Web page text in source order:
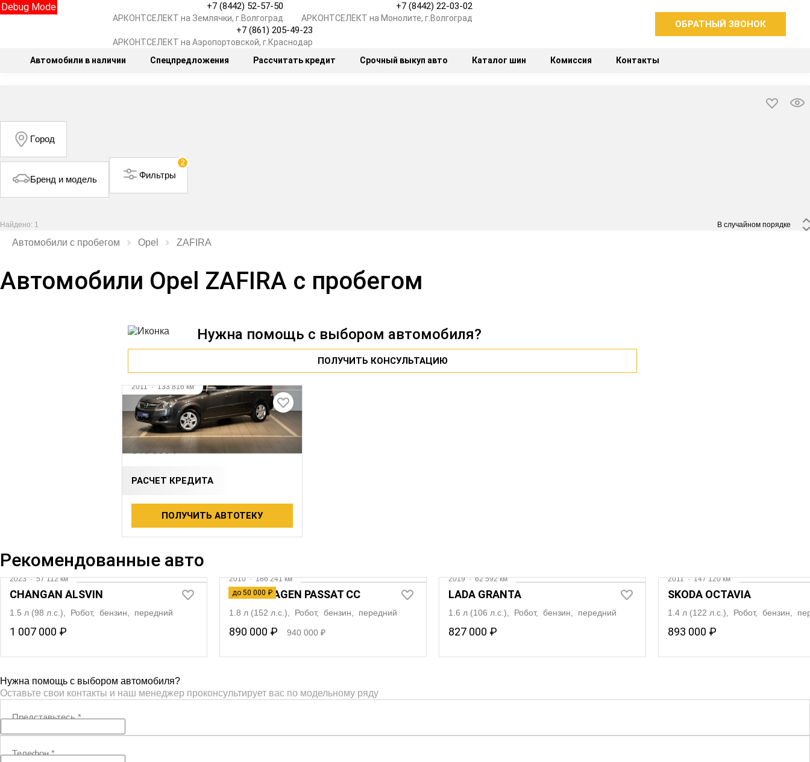
Debug Mode +7 (8442) 52-57-50
АРКОНТСЕЛЕКТ на Землячки, г.Волгоград
+7 (8442) 22-03-02
АРКОНТСЕЛЕКТ на Монолите, г.Волгоград
+7 (861) 205-49-23
АРКОНТСЕЛЕКТ на Аэропортовской, г.Краснодар
ОБРАТНЫЙ ЗВОНОК
Автомобили в наличии Спецпредложения Рассчитать кредит Срочный выкуп авто Каталог шин Комиссия Контакты
Город
Бренд и модель
2
Фильтры
Найдено: 1
Автомобили с пробегом Opel ZAFIRA
Автомобили Opel ZAFIRA с пробегом
Нужна помощь с выбором автомобиля?
ПОЛУЧИТЬ КОНСУЛЬТАЦИЮ
2011·133 816 км
OPEL ZAFIRA
1.8 л (140 л.с.), Робот, бензин,
передний
810 000 ₽
РАСЧЕТ КРЕДИТА
ПОЛУЧИТЬ АВТОТЕКУ
Рекомендованные авто
2023·57 112 км
CHANGAN ALSVIN
1.5 л (98 л.с.), Робот, бензин, передний
1 007 000 ₽
до 50 000 ₽
2010·186 241 км
VOLKSWAGEN PASSAT CC
1.8 л (152 л.с.), Робот, бензин, передний
890 000 ₽ 940 000 ₽
2019·62 592 км
LADA GRANTA
1.6 л (106 л.с.), Робот, бензин, передний
827 000 ₽
2011·147 120 км
SKODA OCTAVIA
1.4 л (122 л.с.), Робот, бензин,
893 000 ₽
Нужна помощь с выбором автомобиля?
Оставьте свои контакты и наш менеджер проконсультирует вас по модельному ряду
Представьтесь*
Телефон*